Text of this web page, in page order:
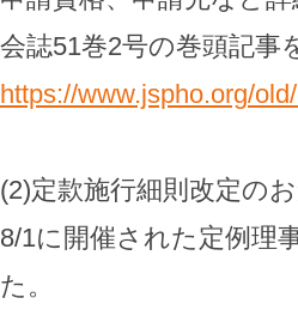
会誌51巻2号の巻頭記事
https://www.jspho.org/
(2)定款施行細則改定の
8/1に開催された定例理
た。